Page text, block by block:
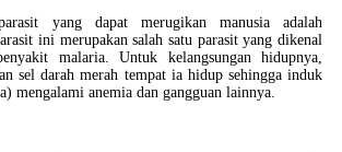
yang dapat merugikan manusia adalah
ini merupakan salah satu parasit yang dikenal
malaria. Untuk kelangsungan hidupnya,
sel darah merah tempat ia hidup sehingga induk
mengalami anemia dan gangguan lainnya.